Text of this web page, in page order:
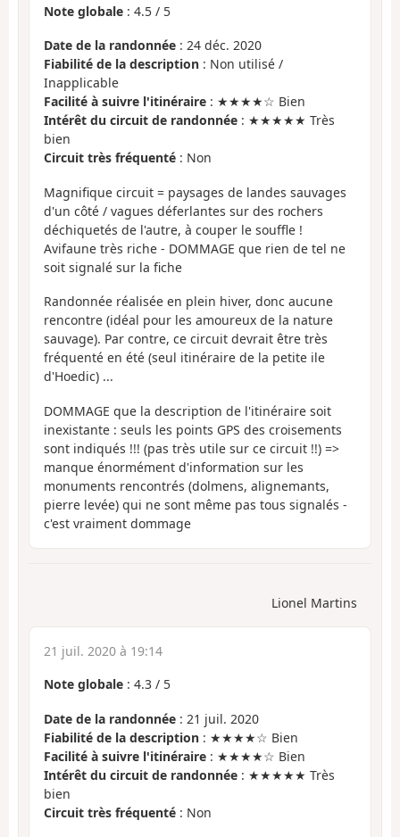
Note globale : 4.5 / 5
Date de la randonnée : 24 déc. 2020
Fiabilité de la description : Non utilisé /
Inapplicable
Facilité à suivre l'itinéraire : ★★★★☆ Bien
Intérêt du circuit de randonnée : ★★★★★ Très
bien
Circuit très fréquenté : Non
Magnifique circuit = paysages de landes sauvages
d'un côté / vagues déferlantes sur des rochers
déchiquetés de l'autre, à couper le souffle !
Avifaune très riche - DOMMAGE que rien de tel ne
soit signalé sur la fiche
Randonnée réalisée en plein hiver, donc aucune
rencontre (idéal pour les amoureux de la nature
sauvage). Par contre, ce circuit devrait être très
fréquenté en été (seul itinéraire de la petite ile
d'Hoedic) ...
DOMMAGE que la description de l'itinéraire soit
inexistante : seuls les points GPS des croisements
sont indiqués !!! (pas très utile sur ce circuit !!) =>
manque énormément d'information sur les
monuments rencontrés (dolmens, alignemants,
pierre levée) qui ne sont même pas tous signalés -
c'est vraiment dommage
Lionel Martins
21 juil. 2020 à 19:14
Note globale : 4.3 / 5
Date de la randonnée : 21 juil. 2020
Fiabilité de la description : ★★★★☆ Bien
Facilité à suivre l'itinéraire : ★★★★☆ Bien
Intérêt du circuit de randonnée : ★★★★★ Très
bien
Circuit très fréquenté : Non